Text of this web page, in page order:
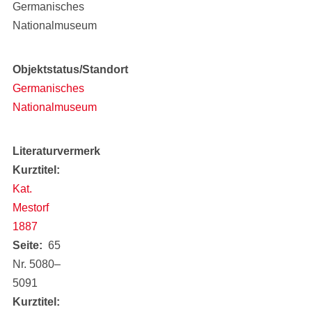
Germanisches
Nationalmuseum
Objektstatus/Standort
Germanisches
Nationalmuseum
Literaturvermerk
Kurztitel
Kat.
Mestorf
1887
Seite
65
Nr. 5080‒
5091
Kurztitel